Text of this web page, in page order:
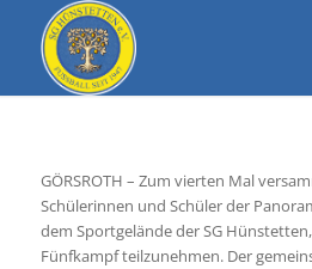
GÖRSROTH – Zum vierten Mal
Schülerinnen und Schüler der
dem Sportgelände der SG
Fünfkampf teilzunehmen. Der